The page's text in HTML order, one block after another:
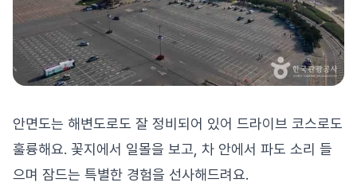
안면도는 해변도로도 잘 정비되어 있어 드라이브 코스로도
훌륭해요. 꽃지에서 일몰을 보고, 차 안에서 파도 소리 들
으며 잠드는 특별한 경험을 선사해드려요.